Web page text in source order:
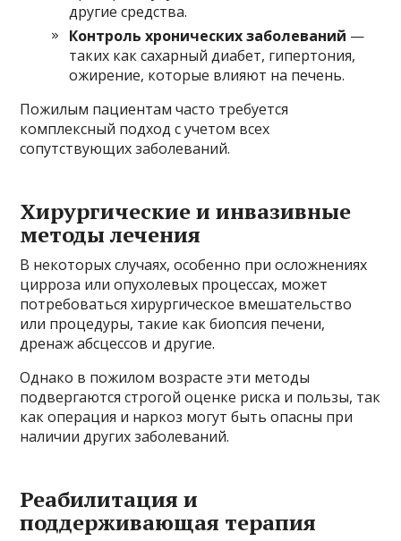
другие средства.
Контроль хронических заболеваний —
таких как сахарный диабет, гипертония,
ожирение, которые влияют на печень.
Пожилым пациентам часто требуется
комплексный подход с учетом всех
сопутствующих заболеваний.
Хирургические и инвазивные
методы лечения
В некоторых случаях, особенно при осложнениях
цирроза или опухолевых процессах, может
потребоваться хирургическое вмешательство
или процедуры, такие как биопсия печени,
дренаж абсцессов и другие.
Однако в пожилом возрасте эти методы
подвергаются строгой оценке риска и пользы, так
как операция и наркоз могут быть опасны при
наличии других заболеваний.
Реабилитация и
поддерживающая терапия